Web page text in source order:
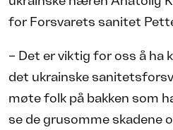
for Forsvarets sanitet
– Det er viktig for oss å ha
det ukrainske
møte folk på bakken som
se de grusomme skadene